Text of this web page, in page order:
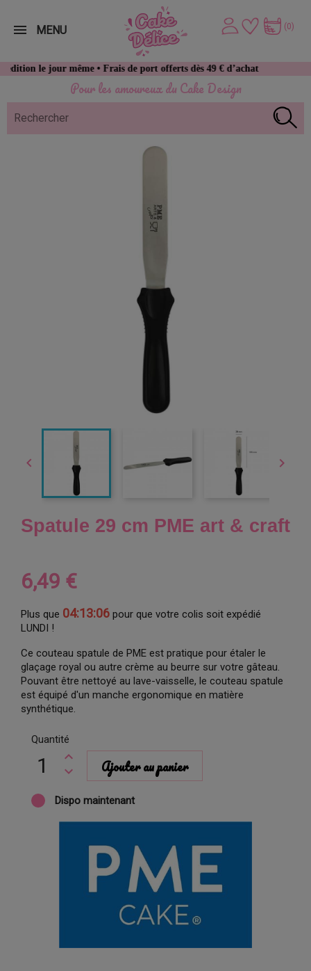
Pour les amoureux du Cake Design
le jour même • Frais de port offerts dès 49 € d’achat
(0)
MENU
 
Spatule 29 cm PME art & craft
6,49 €
Plus que 04:13:05 pour que votre colis soit expédié
LUNDI !
Ce couteau spatule de PME est pratique pour étaler le
glaçage royal ou autre crème au beurre sur votre gâteau.
Pouvant être nettoyé au lave-vaisselle, le couteau spatule
est équipé d'un manche ergonomique en matière
synthétique.
Quantité
Ajouter au panier
Dispo maintenant